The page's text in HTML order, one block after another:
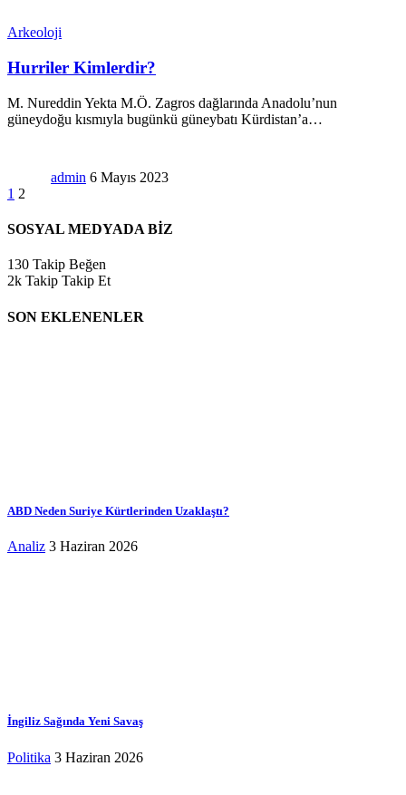
Arkeoloji
Hurriler Kimlerdir?
M. Nureddin Yekta M.Ö. Zagros dağlarında Anadolu’nun
güneydoğu kısmıyla bugünkü güneybatı Kürdistan’a…
admin 6 Mayıs 2023
1 2
SOSYAL MEDYADA BİZ
130 Takip Beğen
2k Takip Takip Et
SON EKLENENLER
ABD Neden Suriye Kürtlerinden Uzaklaştı?
Analiz 3 Haziran 2026
İngiliz Sağında Yeni Savaş
Politika 3 Haziran 2026